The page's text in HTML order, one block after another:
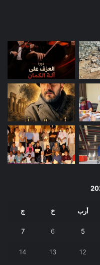
أرب خ ج
5
6
7
12
13
14